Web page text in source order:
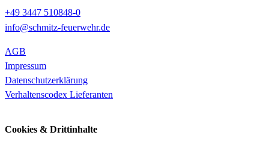
+49 3447 510848-0
info@schmitz-feuerwehr.de
AGB
Impressum
Datenschutzerklärung
Verhaltenscodex Lieferanten
Cookies & Drittinhalte